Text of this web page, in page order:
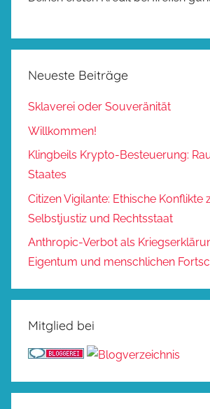
Neueste Beiträge
Sklaverei oder Souveränität
Willkommen!
Klingbeils Krypto-Besteuerung:
Staates
Citizen Vigilante: Ethische Konflikte
Selbstjustiz und Rechtsstaat
Anthropic-Verbot als
Eigentum und menschlichen
Mitglied bei